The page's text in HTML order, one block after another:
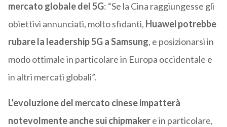
mercato globale del 5G: “Se la Cina raggiungesse gli
obiettivi annunciati, molto sfidanti, Huawei potrebbe
rubare la leadership 5G a Samsung, e posizionarsi in
modo ottimale in particolare in Europa occidentale e
in altri mercati globali”.
L’evoluzione del mercato cinese impatterà
notevolmente anche sui chipmakere in particolare,